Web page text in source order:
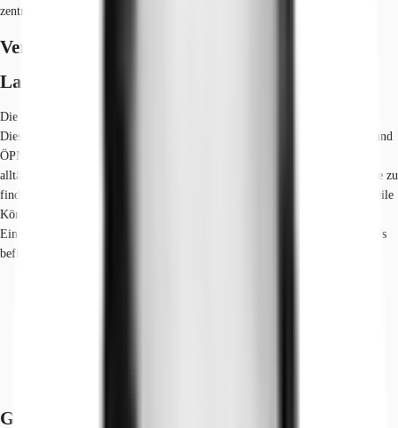
zentraler Lage suchen.
Verfügbare Fläche
Lage und Verkehrsanbindung
Die Liegenschaft befindet sich in zentraler Innenstadtlage von Düsseldorf.
Dieser Standort zeichnet sich besonders durch eine sehr gute Infrastruktur und
ÖPNV Anbindung aus. Zahlreiche Einkaufsmöglichkeiten, Geschäfte des
alltäglichen Bedarfs sowie Restaurants und Ärzte sind in unmittelbarer Nähe zu
finden. Die Altstadt direkt am Rhein gelegen sowie die beliebte Einkaufsmeile
Königsallee laden zum Verweilen ein und liegen in fußläufiger Entfernung.
Eine Tankstelle befindet sich in der Nähe. Dienstleister des täglichen Bedarfs
befinden sich in der Nähe.
Grundrisse